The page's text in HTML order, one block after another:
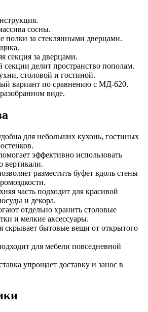
сосны.
полки за стеклянными дверцами.
секция за дверцами.
делит пространство пополам.
столовой и гостиной.
вариант по сравнению с МД-620.
виде.
для небольших кухонь, гостиных
эффективно использовать
вертикали.
разместить буфет вдоль стены
часть подходит для красивой
и декора.
отдельно хранить столовые
и мелкие аксессуары.
скрывает бытовые вещи от открытого
для мебели повседневной
упрощает доставку и занос в